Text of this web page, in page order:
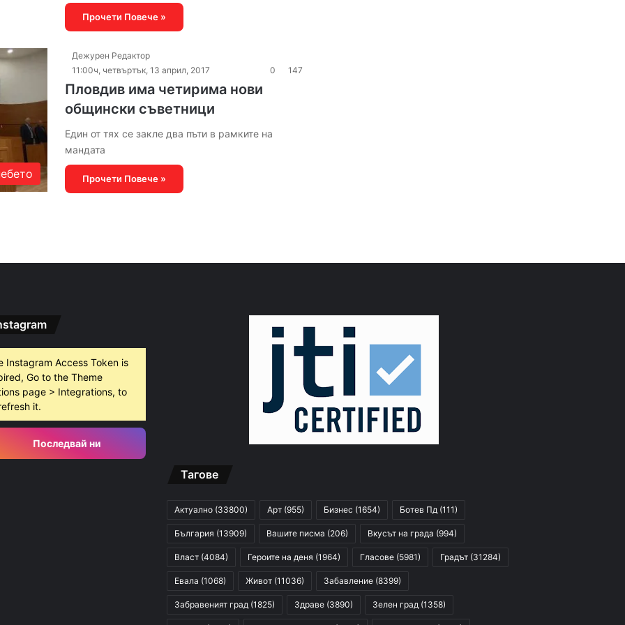
Прочети Повече »
Дежурен Редактор
11:00ч, четвъртък, 13 април, 2017
0 147
Пловдив има четирима нови
общински съветници
Един от тях се закле два пъти в рамките на
мандата
Прочети Повече »
Instagram Access Token is
Go to the Theme
page > Integrations, to
it.
Последвай ни
Тагове
Актуално (33800) Арт (955) Бизнес (1654) Ботев Пд (111)
България (13909) Вашите писма (206) Вкусът на града (994)
Власт (4084) Героите на деня (1964) Гласове (5981) Градът (31284)
Евала (1068) Живот (11036) Забавление (8399)
Забравеният град (1825) Здраве (3890) Зелен град (1358)